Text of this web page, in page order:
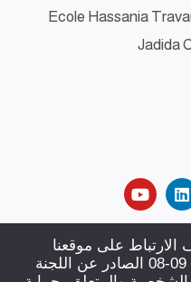
Ecole Hassania
Jadida
Demande d’emploi|
confidentialité|
على موقعنا
الإلكتروني، وفقًا للقانون رقم 09-08 الصادر عن اللجنة